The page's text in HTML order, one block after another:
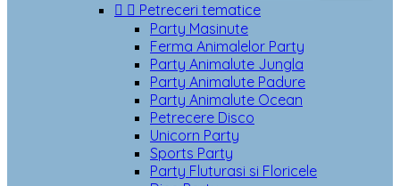
  Petreceri tematice
Party Masinute
Ferma Animalelor Party
Party Animalute Jungla
Party Animalute Padure
Party Animalute Ocean
Petrecere Disco
Unicorn Party
Sports Party
Party Fluturasi si Floricele